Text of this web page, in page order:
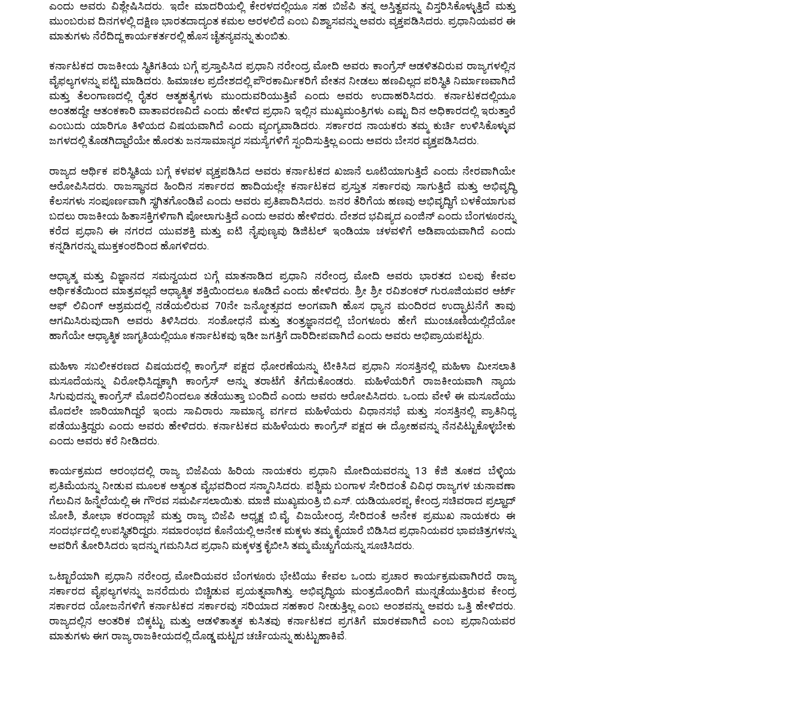
ಎಂದು ಅವರು ವಿಶ್ಲೇಷಿಸಿದರು. ಇದೇ ಮಾದರಿಯಲ್ಲಿ ಕೇರಳದಲ್ಲಿಯೂ ಸಹ ಬಿಜೆಪಿ ತನ್ನ ಅಸ್ತಿತ್ವವನ್ನು ವಿಸ್ತರಿಸಿಕೊಳ್ಳುತ್ತಿದೆ ಮತ್ತು
ಮುಂಬರುವ ದಿನಗಳಲ್ಲಿ ದಕ್ಷಿಣ ಭಾರತದಾದ್ಯಂತ ಕಮಲ ಅರಳಲಿದೆ ಎಂಬ ವಿಶ್ವಾಸವನ್ನು ಅವರು ವ್ಯಕ್ತಪಡಿಸಿದರು. ಪ್ರಧಾನಿಯವರ ಈ
ಮಾತುಗಳು ನೆರೆದಿದ್ದ ಕಾರ್ಯಕರ್ತರಲ್ಲಿ ಹೊಸ ಚೈತನ್ಯವನ್ನು ತುಂಬಿತು.
ಕರ್ನಾಟಕದ ರಾಜಕೀಯ ಸ್ಥಿತಿಗತಿಯ ಬಗ್ಗೆ ಪ್ರಸ್ತಾಪಿಸಿದ ಪ್ರಧಾನಿ ನರೇಂದ್ರ ಮೋದಿ ಅವರು ಕಾಂಗ್ರೆಸ್ ಆಡಳಿತವಿರುವ ರಾಜ್ಯಗಳಲ್ಲಿನ
ವೈಫಲ್ಯಗಳನ್ನು ಪಟ್ಟಿ ಮಾಡಿದರು. ಹಿಮಾಚಲ ಪ್ರದೇಶದಲ್ಲಿ ಪೌರಕಾರ್ಮಿಕರಿಗೆ ವೇತನ ನೀಡಲು ಹಣವಿಲ್ಲದ ಪರಿಸ್ಥಿತಿ ನಿರ್ಮಾಣವಾಗಿದೆ
ಮತ್ತು ತೆಲಂಗಾಣದಲ್ಲಿ ರೈತರ ಆತ್ಮಹತ್ಯೆಗಳು ಮುಂದುವರಿಯುತ್ತಿವೆ ಎಂದು ಅವರು ಉದಾಹರಿಸಿದರು. ಕರ್ನಾಟಕದಲ್ಲಿಯೂ
ಅಂತಹದ್ದೇ ಆತಂಕಕಾರಿ ವಾತಾವರಣವಿದೆ ಎಂದು ಹೇಳಿದ ಪ್ರಧಾನಿ ಇಲ್ಲಿನ ಮುಖ್ಯಮಂತ್ರಿಗಳು ಎಷ್ಟು ದಿನ ಅಧಿಕಾರದಲ್ಲಿ ಇರುತ್ತಾರೆ
ಎಂಬುದು ಯಾರಿಗೂ ತಿಳಿಯದ ವಿಷಯವಾಗಿದೆ ಎಂದು ವ್ಯಂಗ್ಯವಾಡಿದರು. ಸರ್ಕಾರದ ನಾಯಕರು ತಮ್ಮ ಕುರ್ಚಿ ಉಳಿಸಿಕೊಳ್ಳುವ
ಜಗಳದಲ್ಲಿ ತೊಡಗಿದ್ದಾರೆಯೇ ಹೊರತು ಜನಸಾಮಾನ್ಯರ ಸಮಸ್ಯೆಗಳಿಗೆ ಸ್ಪಂದಿಸುತ್ತಿಲ್ಲ ಎಂದು ಅವರು ಬೇಸರ ವ್ಯಕ್ತಪಡಿಸಿದರು.
ರಾಜ್ಯದ ಆರ್ಥಿಕ ಪರಿಸ್ಥಿತಿಯ ಬಗ್ಗೆ ಕಳವಳ ವ್ಯಕ್ತಪಡಿಸಿದ ಅವರು ಕರ್ನಾಟಕದ ಖಜಾನೆ ಲೂಟಿಯಾಗುತ್ತಿದೆ ಎಂದು ನೇರವಾಗಿಯೇ
ಆರೋಪಿಸಿದರು. ರಾಜಸ್ಥಾನದ ಹಿಂದಿನ ಸರ್ಕಾರದ ಹಾದಿಯಲ್ಲೇ ಕರ್ನಾಟಕದ ಪ್ರಸ್ತುತ ಸರ್ಕಾರವು ಸಾಗುತ್ತಿದೆ ಮತ್ತು ಅಭಿವೃದ್ಧಿ
ಕೆಲಸಗಳು ಸಂಪೂರ್ಣವಾಗಿ ಸ್ಥಗಿತಗೊಂಡಿವೆ ಎಂದು ಅವರು ಪ್ರತಿಪಾದಿಸಿದರು. ಜನರ ತೆರಿಗೆಯ ಹಣವು ಅಭಿವೃದ್ಧಿಗೆ ಬಳಕೆಯಾಗುವ
ಬದಲು ರಾಜಕೀಯ ಹಿತಾಸಕ್ತಿಗಳಿಗಾಗಿ ಪೋಲಾಗುತ್ತಿದೆ ಎಂದು ಅವರು ಹೇಳಿದರು. ದೇಶದ ಭವಿಷ್ಯದ ಎಂಜಿನ್ ಎಂದು ಬೆಂಗಳೂರನ್ನು
ಕರೆದ ಪ್ರಧಾನಿ ಈ ನಗರದ ಯುವಶಕ್ತಿ ಮತ್ತು ಐಟಿ ನೈಪುಣ್ಯವು ಡಿಜಿಟಲ್ ಇಂಡಿಯಾ ಚಳವಳಿಗೆ ಅಡಿಪಾಯವಾಗಿದೆ ಎಂದು
ಕನ್ನಡಿಗರನ್ನು ಮುಕ್ತಕಂಠದಿಂದ ಹೊಗಳಿದರು.
ಆಧ್ಯಾತ್ಮ ಮತ್ತು ವಿಜ್ಞಾನದ ಸಮನ್ವಯದ ಬಗ್ಗೆ ಮಾತನಾಡಿದ ಪ್ರಧಾನಿ ನರೇಂದ್ರ ಮೋದಿ ಅವರು ಭಾರತದ ಬಲವು ಕೇವಲ
ಆರ್ಥಿಕತೆಯಿಂದ ಮಾತ್ರವಲ್ಲದೆ ಆಧ್ಯಾತ್ಮಿಕ ಶಕ್ತಿಯಿಂದಲೂ ಕೂಡಿದೆ ಎಂದು ಹೇಳಿದರು. ಶ್ರೀ ಶ್ರೀ ರವಿಶಂಕರ್ ಗುರೂಜಿಯವರ ಆರ್ಟ್
ಆಫ್ ಲಿವಿಂಗ್ ಆಶ್ರಮದಲ್ಲಿ ನಡೆಯಲಿರುವ 70ನೇ ಜನ್ಮೋತ್ಸವದ ಅಂಗವಾಗಿ ಹೊಸ ಧ್ಯಾನ ಮಂದಿರದ ಉದ್ಘಾಟನೆಗೆ ತಾವು
ಆಗಮಿಸಿರುವುದಾಗಿ ಅವರು ತಿಳಿಸಿದರು. ಸಂಶೋಧನೆ ಮತ್ತು ತಂತ್ರಜ್ಞಾನದಲ್ಲಿ ಬೆಂಗಳೂರು ಹೇಗೆ ಮುಂಚೂಣಿಯಲ್ಲಿದೆಯೋ
ಹಾಗೆಯೇ ಆಧ್ಯಾತ್ಮಿಕ ಜಾಗೃತಿಯಲ್ಲಿಯೂ ಕರ್ನಾಟಕವು ಇಡೀ ಜಗತ್ತಿಗೆ ದಾರಿದೀಪವಾಗಿದೆ ಎಂದು ಅವರು ಅಭಿಪ್ರಾಯಪಟ್ಟರು.
ಮಹಿಳಾ ಸಬಲೀಕರಣದ ವಿಷಯದಲ್ಲಿ ಕಾಂಗ್ರೆಸ್ ಪಕ್ಷದ ಧೋರಣೆಯನ್ನು ಟೀಕಿಸಿದ ಪ್ರಧಾನಿ ಸಂಸತ್ತಿನಲ್ಲಿ ಮಹಿಳಾ ಮೀಸಲಾತಿ
ಮಸೂದೆಯನ್ನು ವಿರೋಧಿಸಿದ್ದಕ್ಕಾಗಿ ಕಾಂಗ್ರೆಸ್ ಅನ್ನು ತರಾಟೆಗೆ ತೆಗೆದುಕೊಂಡರು. ಮಹಿಳೆಯರಿಗೆ ರಾಜಕೀಯವಾಗಿ ನ್ಯಾಯ
ಸಿಗುವುದನ್ನು ಕಾಂಗ್ರೆಸ್ ಮೊದಲಿನಿಂದಲೂ ತಡೆಯುತ್ತಾ ಬಂದಿದೆ ಎಂದು ಅವರು ಆರೋಪಿಸಿದರು. ಒಂದು ವೇಳೆ ಈ ಮಸೂದೆಯು
ಮೊದಲೇ ಜಾರಿಯಾಗಿದ್ದರೆ ಇಂದು ಸಾವಿರಾರು ಸಾಮಾನ್ಯ ವರ್ಗದ ಮಹಿಳೆಯರು ವಿಧಾನಸಭೆ ಮತ್ತು ಸಂಸತ್ತಿನಲ್ಲಿ ಪ್ರಾತಿನಿಧ್ಯ
ಪಡೆಯುತ್ತಿದ್ದರು ಎಂದು ಅವರು ಹೇಳಿದರು. ಕರ್ನಾಟಕದ ಮಹಿಳೆಯರು ಕಾಂಗ್ರೆಸ್ ಪಕ್ಷದ ಈ ದ್ರೋಹವನ್ನು ನೆನಪಿಟ್ಟುಕೊಳ್ಳಬೇಕು
ಎಂದು ಅವರು ಕರೆ ನೀಡಿದರು.
ಕಾರ್ಯಕ್ರಮದ ಆರಂಭದಲ್ಲಿ ರಾಜ್ಯ ಬಿಜೆಪಿಯ ಹಿರಿಯ ನಾಯಕರು ಪ್ರಧಾನಿ ಮೋದಿಯವರನ್ನು 13 ಕೆಜಿ ತೂಕದ ಬೆಳ್ಳಿಯ
ಪ್ರತಿಮೆಯನ್ನು ನೀಡುವ ಮೂಲಕ ಅತ್ಯಂತ ವೈಭವದಿಂದ ಸನ್ಮಾನಿಸಿದರು. ಪಶ್ಚಿಮ ಬಂಗಾಳ ಸೇರಿದಂತೆ ವಿವಿಧ ರಾಜ್ಯಗಳ ಚುನಾವಣಾ
ಗೆಲುವಿನ ಹಿನ್ನೆಲೆಯಲ್ಲಿ ಈ ಗೌರವ ಸಮರ್ಪಿಸಲಾಯಿತು. ಮಾಜಿ ಮುಖ್ಯಮಂತ್ರಿ ಬಿ.ಎಸ್. ಯಡಿಯೂರಪ್ಪ, ಕೇಂದ್ರ ಸಚಿವರಾದ ಪ್ರಲ್ಹಾದ್
ಜೋಶಿ, ಶೋಭಾ ಕರಂದ್ಲಾಜೆ ಮತ್ತು ರಾಜ್ಯ ಬಿಜೆಪಿ ಅಧ್ಯಕ್ಷ ಬಿ.ವೈ. ವಿಜಯೇಂದ್ರ ಸೇರಿದಂತೆ ಅನೇಕ ಪ್ರಮುಖ ನಾಯಕರು ಈ
ಸಂದರ್ಭದಲ್ಲಿ ಉಪಸ್ಥಿತರಿದ್ದರು. ಸಮಾರಂಭದ ಕೊನೆಯಲ್ಲಿ ಅನೇಕ ಮಕ್ಕಳು ತಮ್ಮ ಕೈಯಾರೆ ಬಿಡಿಸಿದ ಪ್ರಧಾನಿಯವರ ಭಾವಚಿತ್ರಗಳನ್ನು
ಅವರಿಗೆ ತೋರಿಸಿದರು ಇದನ್ನು ಗಮನಿಸಿದ ಪ್ರಧಾನಿ ಮಕ್ಕಳತ್ತ ಕೈಬೀಸಿ ತಮ್ಮ ಮೆಚ್ಚುಗೆಯನ್ನು ಸೂಚಿಸಿದರು.
ಒಟ್ಟಾರೆಯಾಗಿ ಪ್ರಧಾನಿ ನರೇಂದ್ರ ಮೋದಿಯವರ ಬೆಂಗಳೂರು ಭೇಟಿಯು ಕೇವಲ ಒಂದು ಪ್ರಚಾರ ಕಾರ್ಯಕ್ರಮವಾಗಿರದೆ ರಾಜ್ಯ
ಸರ್ಕಾರದ ವೈಫಲ್ಯಗಳನ್ನು ಜನರೆದುರು ಬಿಚ್ಚಿಡುವ ಪ್ರಯತ್ನವಾಗಿತ್ತು. ಅಭಿವೃದ್ಧಿಯ ಮಂತ್ರದೊಂದಿಗೆ ಮುನ್ನಡೆಯುತ್ತಿರುವ ಕೇಂದ್ರ
ಸರ್ಕಾರದ ಯೋಜನೆಗಳಿಗೆ ಕರ್ನಾಟಕದ ಸರ್ಕಾರವು ಸರಿಯಾದ ಸಹಕಾರ ನೀಡುತ್ತಿಲ್ಲ ಎಂಬ ಅಂಶವನ್ನು ಅವರು ಒತ್ತಿ ಹೇಳಿದರು.
ರಾಜ್ಯದಲ್ಲಿನ ಆಂತರಿಕ ಬಿಕ್ಕಟ್ಟು ಮತ್ತು ಆಡಳಿತಾತ್ಮಕ ಕುಸಿತವು ಕರ್ನಾಟಕದ ಪ್ರಗತಿಗೆ ಮಾರಕವಾಗಿದೆ ಎಂಬ ಪ್ರಧಾನಿಯವರ
ಮಾತುಗಳು ಈಗ ರಾಜ್ಯ ರಾಜಕೀಯದಲ್ಲಿ ದೊಡ್ಡ ಮಟ್ಟದ ಚರ್ಚೆಯನ್ನು ಹುಟ್ಟುಹಾಕಿವೆ.